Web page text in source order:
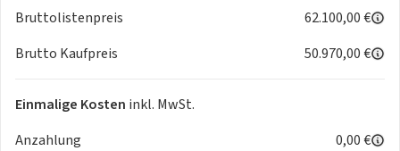
- BMW Niere 'Iconic Glow'
- Driving Assistant Professional
- Instrumententafel Luxury
- Interieurleisten Aluminium Mesheffect
Bruttolistenpreis
62.100,00 €
Brutto Kaufpreis
50.970,00 €
Einmalige Kosten inkl. MwSt.
Anzahlung
0,00 €